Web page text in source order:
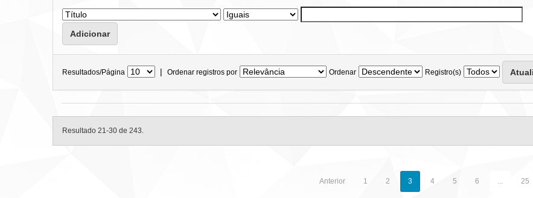
Resultados/Página | Ordenar registros por Ordenar Registro(s)
Resultado 21-30 de 243.
Anterior 1 2 3 4 5 6 ... 25